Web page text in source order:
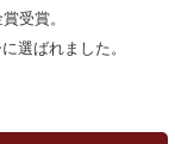
受賞。
選ばれました。